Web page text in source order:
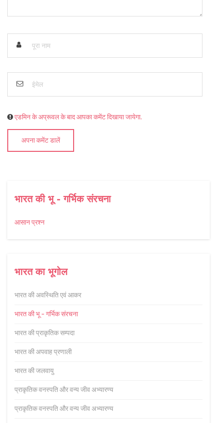
भारत की भू - गर्भिक संरचना
आसान प्रश्न
भारत का भूगोल
भारत की अवस्थिति एवं आकर
भारत की भू - गर्भिक संरचना
भारत की प्राकृतिक सम्पदा
भारत की अपवाह प्रणाली
भारत की जलवायु
प्राकृतिक वनस्पति और वन्य जीव अभ्यारण्य
प्राकृतिक वनस्पति और वन्य जीव अभ्यारण्य
एडमिन के अप्रूवल के बाद आपका कमेंट दिखाया जायेगा.
अपना कमेंट डालें